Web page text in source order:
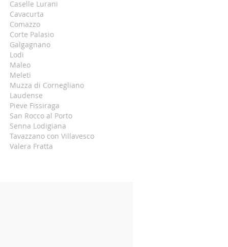
Caselle Lurani
Cavacurta
Comazzo
Corte Palasio
Galgagnano
Lodi
Maleo
Meleti
Muzza di Cornegliano
Laudense
Pieve Fissiraga
San Rocco al Porto
Senna Lodigiana
Tavazzano con Villavesco
Valera Fratta